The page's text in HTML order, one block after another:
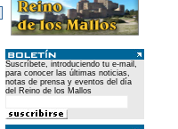
Suscríbete, introduciendo tu e-mail,
para conocer las últimas noticias,
notas de prensa y eventos del día
del Reino de los Mallos